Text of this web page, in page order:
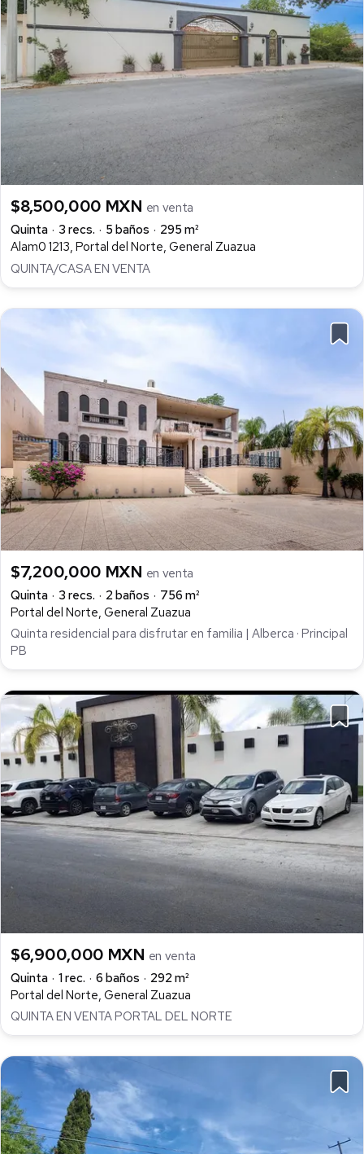
$8,500,000 MXN en venta
Quinta
3 recs. 5 baños
295 m²
Alam0 1213, Portal del Norte, General Zuazua
QUINTA/CASA EN VENTA
$7,200,000 MXN en venta
Quinta
3 recs. 2 baños
756 m²
Portal del Norte, General Zuazua
Quinta residencial para disfrutar en familia | Alberca · Principal
PB
$6,900,000 MXN en venta
Quinta
1 rec. 6 baños
292 m²
Portal del Norte, General Zuazua
QUINTA EN VENTA PORTAL DEL NORTE